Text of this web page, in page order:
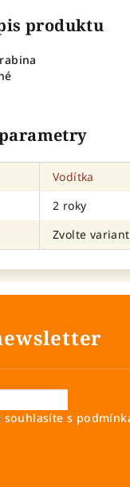
produktu
Vodítka
2 roky
Zvolte
souhlasíte s